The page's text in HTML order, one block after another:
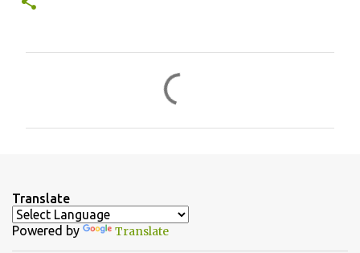
t
s
Translate
Powered by Translate